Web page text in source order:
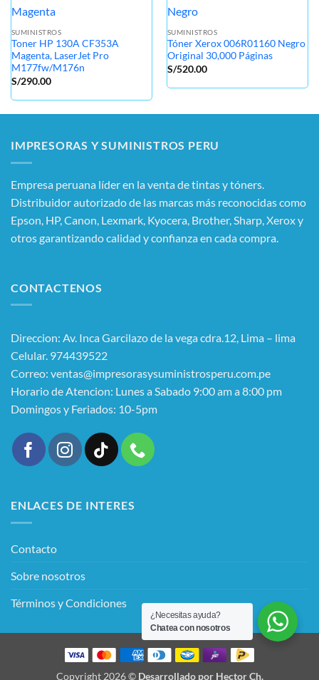
SUMINISTROS
Toner HP 130A CF353A
Magenta, LaserJet Pro
M177fw/M176n
S/290.00
SUMINISTROS
Tóner Xerox 006R01160 Negro
Original 30,000 Páginas
S/520.00
IMPRESORAS Y SUMINISTROS PERU
Empresa peruana líder en la venta de tintas y tóners.
Distribuidor autorizado de las marcas más reconocidas como
Epson, HP, Canon, Lexmark, Kyocera, Brother, Sharp, Xerox y
otros garantizando calidad y confianza en cada compra.
CONTACTENOS
Direccion: Av. Inca Garcilazo de la vega cdra.12, Lima – lima
Celular. 974439522
Correo: ventas@impresorasysuministrosperu.com.pe
Horario de Atencion: Lunes a Sabado 9:00 am a 8:00 pm
Domingos y Feriados: 10-5pm
ENLACES DE INTERES
Contacto
Sobre nosotros
Términos y Condiciones
Copyright 2026 © Desarrollado por Hector Ch.
¿Necesitas ayuda?
Chatea con nosotros